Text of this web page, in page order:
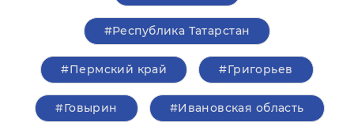
#Республика Татарстан
#Пермский край #Григорьев
#Говырин #Ивановская область